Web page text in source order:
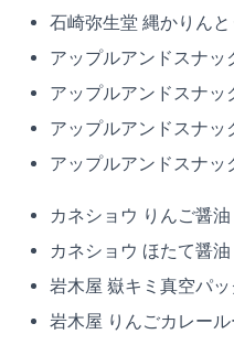
石崎弥生堂 縄かりんと
アップルアンドスナッ
アップルアンドスナッ
アップルアンドスナッ
アップルアンドスナッ
カネショウ りんご醤
カネショウ ほたて醤油
岩木屋 嶽キミ真空パッ
岩木屋 りんごカレール